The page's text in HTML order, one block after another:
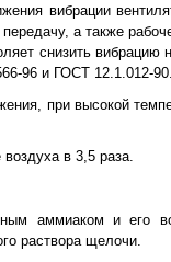
вибрации
а также
снизить вибрацию
96 и ГОСТ 12.1.012-90.
при высокой
в 3,5 раза.
аммиаком и его
раствора щелочи.